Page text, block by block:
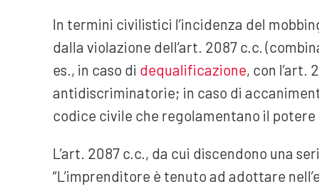
In termini civilistici l’incidenza del
dalla violazione dell’art. 2087 c.c.
es., in caso di dequalificazione, con l’art.
antidiscriminatorie; in caso di
codice civile che regolamentano il
L’art. 2087 c.c., da cui discendono una
“L’imprenditore è tenuto ad adottare